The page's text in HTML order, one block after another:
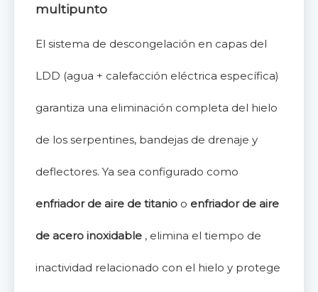
multipunto
El sistema de descongelación en capas del
LDD (agua + calefacción eléctrica específica)
garantiza una eliminación completa del hielo
de los serpentines, bandejas de drenaje y
deflectores. Ya sea configurado como
enfriador de aire de titanio o enfriador de aire
de acero inoxidable , elimina el tiempo de
inactividad relacionado con el hielo y protege